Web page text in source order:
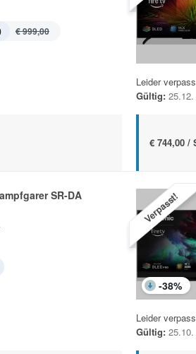
€ 999,00
Leider
Gültig:
€ 744,00 /
SR-DA
Verpasst!
-38%
Leider
Gültig: